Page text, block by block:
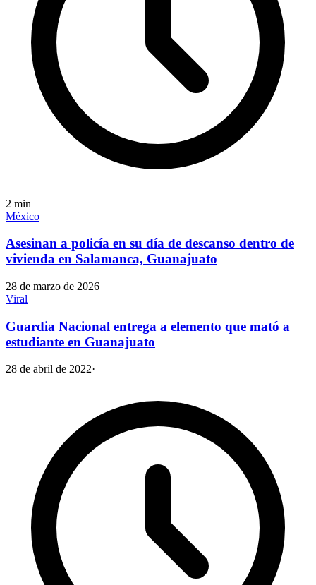
2 min
México
Asesinan a policía en su día de descanso dentro de
vivienda en Salamanca, Guanajuato
28 de marzo de 2026
Viral
Guardia Nacional entrega a elemento que mató a
estudiante en Guanajuato
28 de abril de 2022·